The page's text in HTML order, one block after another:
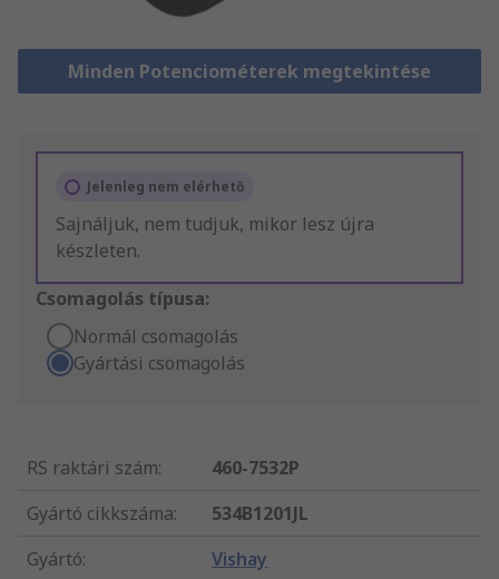
Minden Potenciométerek megtekintése
Jelenleg nem elérhető
Sajnáljuk, nem tudjuk, mikor lesz újra
készleten.
Csomagolás típusa:
Normál csomagolás
Gyártási csomagolás
RS raktári szám:
460-7532P
Gyártó cikkszáma:
534B1201JL
Gyártó: Vishay